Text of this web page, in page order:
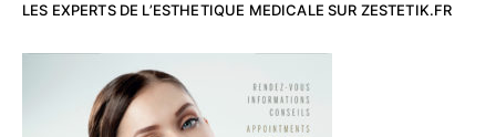
LES EXPERTS DE L’ESTHETIQUE MEDICALE SUR ZESTETIK.FR